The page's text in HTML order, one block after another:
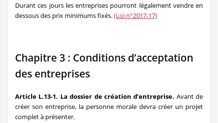
Durant ces jours les entreprises pourront légalement vendre en
dessous des prix minimums fixés.(Loi n°2017-17)
Chapitre 3 : Conditions d’acceptation
des entreprises
Article L.13-1. La dossier de création d’entreprise. Avant de
créer son entreprise, la personne morale devra créer un projet
complet à présenter.